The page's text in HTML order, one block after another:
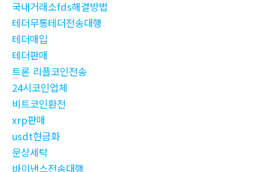
국내거래소fds해결방법
테더무통테더전송대행
테더매입
테더판매
트론 리플코인전송
24시코인업체
비트코인환전
xrp판매
usdt현금화
문상세탁
바이낸스전송대행